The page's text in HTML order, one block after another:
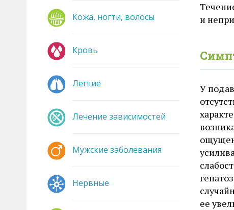
и
У
ее
Кожа, ногти, волосы
Кровь
Легкие
Лечение зависимостей
Мужские заболевания
Нервные